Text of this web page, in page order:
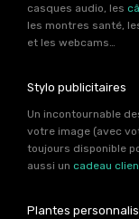
casques audio, les
les montres santé,
et les webcams…
Stylo publicitaires
Un incontournable
votre image (avec
toujours disponible
aussi un cadeau
Plantes